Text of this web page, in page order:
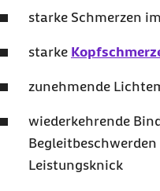
starke Schmerzen
starke
zunehmende
wiederkehrende
Leistungsknick